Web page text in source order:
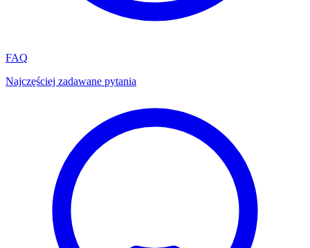
FAQ
Najczęściej zadawane pytania